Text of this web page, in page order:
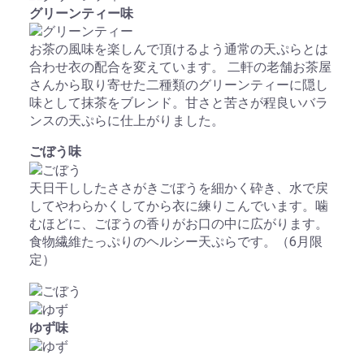
グリーンティー味
お茶の風味を楽しんで頂けるよう通常の天ぷらとは
合わせ衣の配合を変えています。 二軒の老舗お茶屋
さんから取り寄せた二種類のグリーンティーに隠し
味として抹茶をブレンド。甘さと苦さが程良いバラ
ンスの天ぷらに仕上がりました。
ごぼう味
天日干ししたささがきごぼうを細かく砕き、水で戻
してやわらかくしてから衣に練りこんでいます。噛
むほどに、ごぼうの香りがお口の中に広がります。
食物繊維たっぷりのヘルシー天ぷらです。（6月限
定）
ゆず味